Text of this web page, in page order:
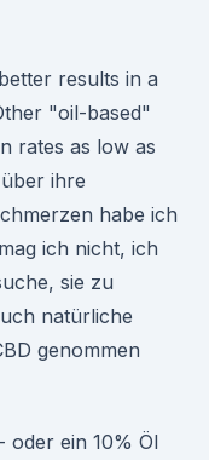
results in a
"oil-based"
rates as low as
ihre
habe ich
ich nicht, ich
sie zu
natürliche
genommen
oder ein 10% Öl